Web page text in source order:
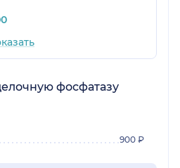
фосфатазу
900 ₽